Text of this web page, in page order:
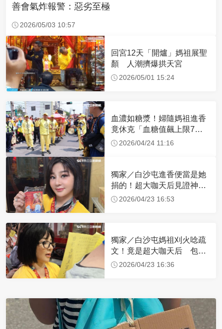
善會氣炸報警：惡劣至極
2026/05/03 10:57
回宮12天「開爐」媽祖展聖
顏 人潮擠爆拱天宮
2026/05/01 15:24
血濃如糖漿！婦隨媽祖進香
竟休克「血糖值飆上限7
倍」 醫曝原因
2026/04/24 11:16
獨家／白沙屯進香便當是她
捐的！超大咖天后見證神
蹟 一靠近媽祖就爆哭
2026/04/23 16:53
獨家／白沙屯媽祖刈火唸疏
文！竟是超大咖天后 包尿
布忍尿5小時不喊累
2026/04/23 16:36